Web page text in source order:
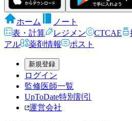
ホーム
ノート
表・計算
レジメン CTCAE
アル
薬剤情報 ポスト
新規登録
ログイン
監修医師一覧
UpToDate特別割引
運営会社